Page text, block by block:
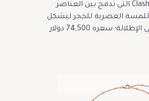
هندسي ضمن شبكة Clash التي تدمج بين العناصر
العصرية للحجر ليشكل
قطعة فاخرة وبارزة في الإطلالة؛ سعره 74,500 دولار